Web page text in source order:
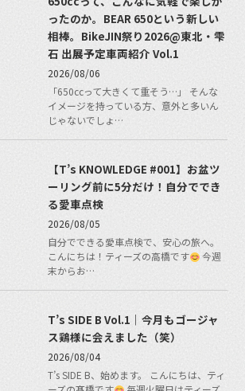
ったのか。BEAR 650という新しい
相棒。BikeJIN祭り2026@東北・雫
石 出展予定車両紹介 Vol.1
2026/08/06
「650ccって大きくて重そう…」 そんな
イメージを持っている方、意外と多いん
じゃないでしょ…
【T’s KNOWLEDGE #001】お盆ツ
ーリング前に5分だけ！自分ででき
る愛車点検
2026/08/05
自分でできる愛車点検で、安心の旅へ。
こんにちは！ティーズの高橋です
今週
末からお…
T’s SIDE B Vol.1｜今月もゴージャ
ス鶏様に会えました（笑）
2026/08/04
T’s SIDE B、始めます。 こんにちは、ティ